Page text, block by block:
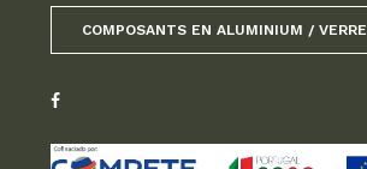
COMPOSANTS EN ALUMINIUM / VERRE